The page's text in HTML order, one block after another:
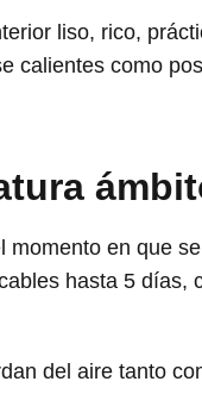
liso, rico,
calientes como
momento en que
hasta 5 días,
del aire tanto